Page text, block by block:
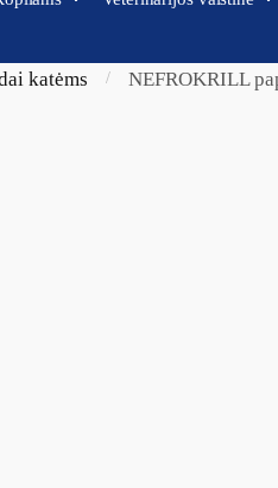
katėms / NEFROKRILL